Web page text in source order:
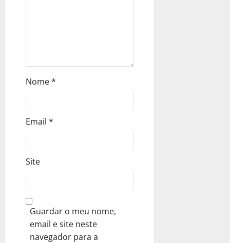
o
s
Nome*
Email *
Site
Guardar o meu nome,
email e site neste
navegador para a